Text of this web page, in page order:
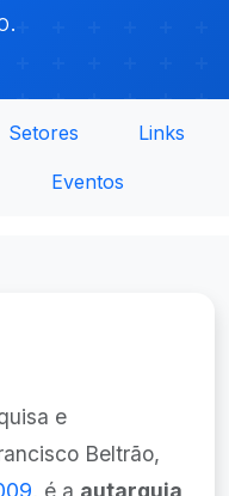
Setores Links
Eventos
e
Beltrão,
, é a autarquia